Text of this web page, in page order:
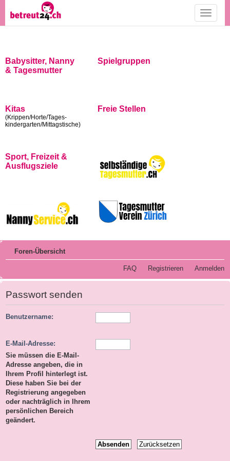
Toggle
Babysitter, Nanny
& Tagesmutter
Spielgruppen
Kitas
(Krippen/Horte/Tages-
kindergarten/Mittagstische)
Freie Stellen
Sport, Freizeit &
Ausflugsziele
Foren-Übersicht
FAQ Registrieren Anmelden
Passwort senden
Benutzername:
E-Mail-Adresse:
Sie müssen die E-Mail-
Adresse angeben, die in
Ihrem Profil hinterlegt ist.
Diese haben Sie bei der
Registrierung angegeben
oder nachträglich in Ihrem
persönlichen Bereich
geändert.